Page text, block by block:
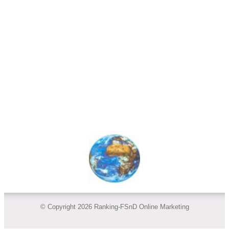
© Copyright 2026 Ranking-FSnD Online Marketing